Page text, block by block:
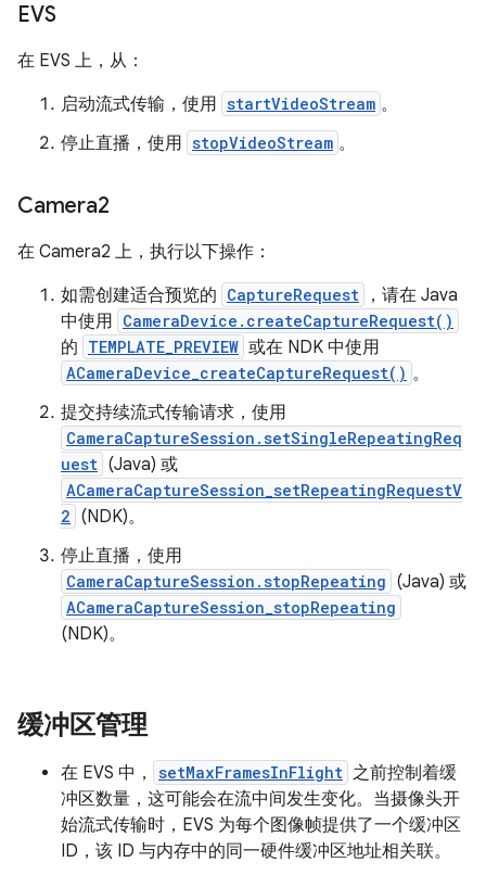
EVS
在 EVS 上，从：
启动流式传输，使用 startVideoStream 。
停止直播，使用 stopVideoStream 。
Camera2
在 Camera2 上，执行以下操作：
如需创建适合预览的 CaptureRequest
，请在 Java
中使用 CameraDevice.createCaptureRequest()
的 TEMPLATE_PREVIEW 或在 NDK 中使用
ACameraDevice_createCaptureRequest() 。
提交持续流式传输请求，使用
CameraCaptureSession.setSingleRepeatingReq
uest (Java) 或
ACameraCaptureSession_setRepeatingRequestV
2 (NDK)。
停止直播，使用
CameraCaptureSession.stopRepeating (Java) 或
ACameraCaptureSession_stopRepeating
(NDK)。
缓冲区管理
在 EVS 中， setMaxFramesInFlight 之前控制着缓
冲区数量，这可能会在流中间发生变化。当摄像头开
始流式传输时，EVS 为每个图像帧提供了一个缓冲区
ID，该 ID 与内存中的同一硬件缓冲区地址相关联。